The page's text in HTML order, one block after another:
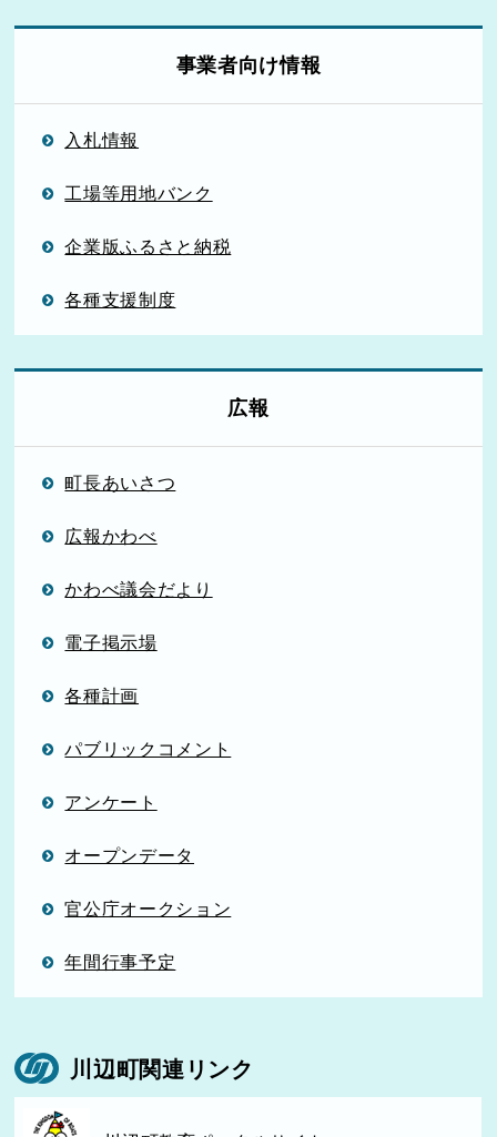
事業者向け情報
入札情報
工場等用地バンク
企業版ふるさと納税
各種支援制度
広報
町長あいさつ
広報かわべ
かわべ議会だより
電子掲示場
各種計画
パブリックコメント
アンケート
オープンデータ
官公庁オークション
年間行事予定
川辺町関連リンク